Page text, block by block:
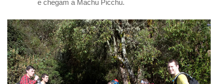
e chegam a Machu Picchu.